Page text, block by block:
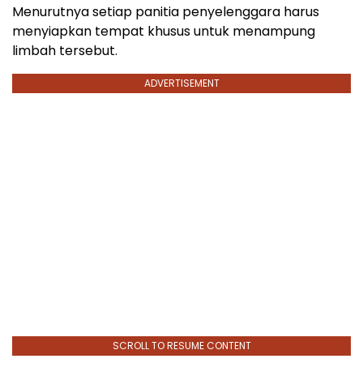
Menurutnya setiap panitia penyelenggara harus
menyiapkan tempat khusus untuk menampung
limbah tersebut.
ADVERTISEMENT
SCROLL TO RESUME CONTENT